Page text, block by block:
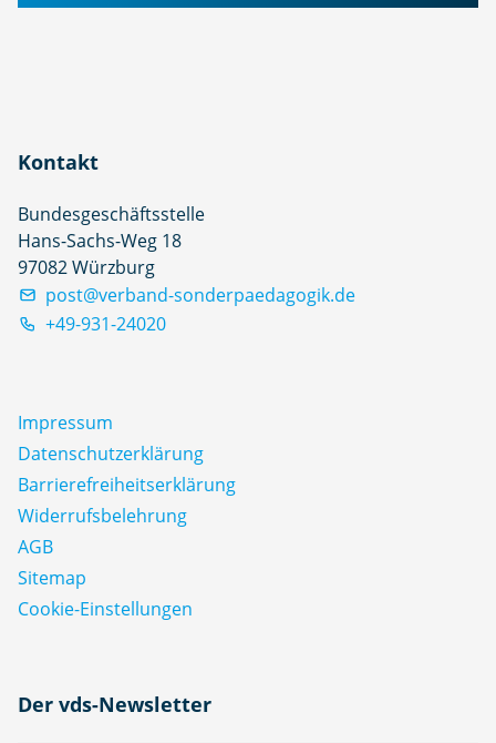
Kontakt
Bundesgeschäftsstelle
Hans-Sachs-Weg 18
97082 Würzburg
post@verband-sonderpaedagogik.de
+49-931-24020
Impressum
Datenschutz­erklärung
Barrierefreiheitserklärung
Widerrufsbelehrung
AGB
Sitemap
Cookie-Einstellungen
Der vds-Newsletter
N